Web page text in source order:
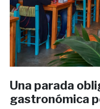
Una parada
gastronómica